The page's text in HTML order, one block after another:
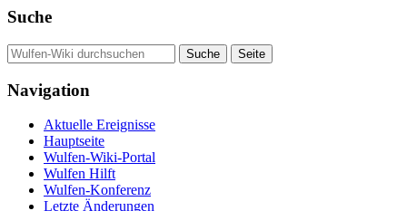
Suche
Navigation
Aktuelle Ereignisse
Hauptseite
Wulfen-Wiki-Portal
Wulfen Hilft
Wulfen-Konferenz
Letzte Änderungen